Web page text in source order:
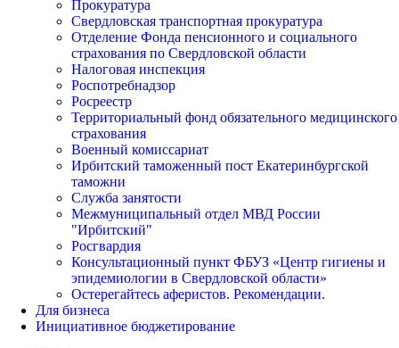
Прокуратура
Свердловская транспортная прокуратура
Отделение Фонда пенсионного и социального
страхования по Свердловской области
Налоговая инспекция
Роспотребнадзор
Росреестр
Территориальный фонд обязательного медицинского
страхования
Военный комиссариат
Ирбитский таможенный пост Екатеринбургской
таможни
Служба занятости
Межмуниципальный отдел МВД России
"Ирбитский"
Росгвардия
Консультационный пункт ФБУЗ «Центр гигиены и
эпидемиологии в Свердловской области»
Остерегайтесь аферистов. Рекомендации.
Для бизнеса
Инициативное бюджетирование